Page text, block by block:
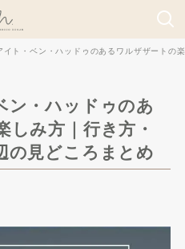
イト・ベン・ハッドゥのあるワルザザートの
ン・ハッドゥのあ
しみ方｜行き方・
の見どころまとめ